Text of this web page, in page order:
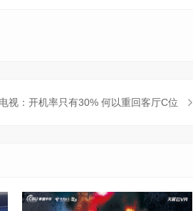
视：开机率只有30% 何以重回客厅C位